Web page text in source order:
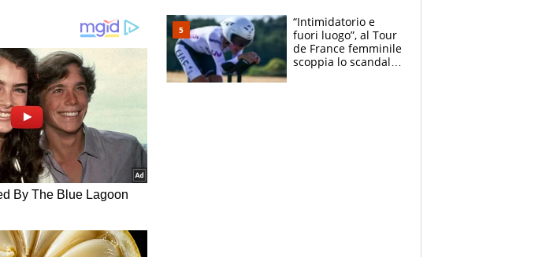
e Skerl
“Intimidatorio e
fuori luogo”, al Tour
de France femminile
scoppia lo scandalo: